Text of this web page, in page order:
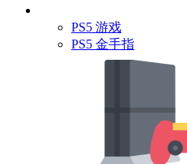
PS5 游戏
PS5 金手指